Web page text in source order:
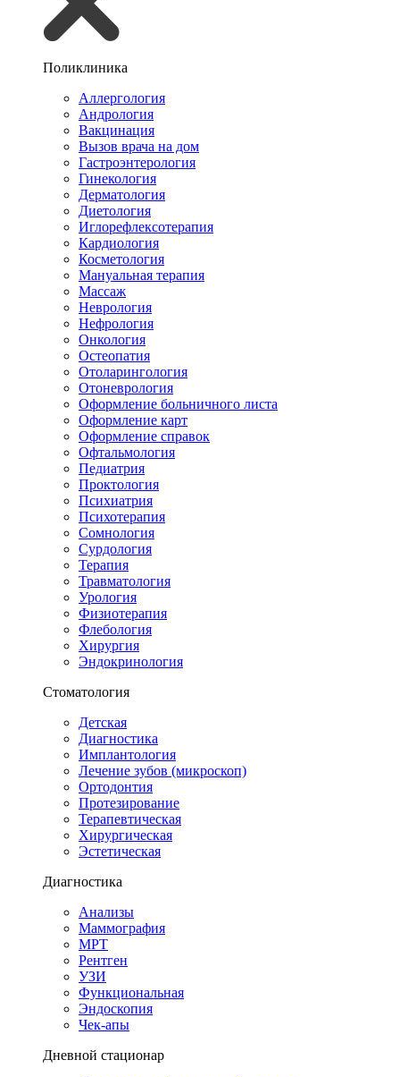
Поликлиника
Аллергология
Андрология
Вакцинация
Вызов врача на дом
Гастроэнтерология
Гинекология
Дерматология
Диетология
Иглорефлексотерапия
Кардиология
Косметология
Мануальная терапия
Массаж
Неврология
Нефрология
Онкология
Остеопатия
Отоларингология
Отоневрология
Оформление больничного листа
Оформление карт
Оформление справок
Офтальмология
Педиатрия
Проктология
Психиатрия
Психотерапия
Сомнология
Сурдология
Терапия
Травматология
Урология
Физиотерапия
Флебология
Хирургия
Эндокринология
Стоматология
Детская
Диагностика
Имплантология
Лечение зубов (микроскоп)
Ортодонтия
Протезирование
Терапевтическая
Хирургическая
Эстетическая
Диагностика
Анализы
Маммография
МРТ
Рентген
УЗИ
Функциональная
Эндоскопия
Чек-апы
Дневной стационар